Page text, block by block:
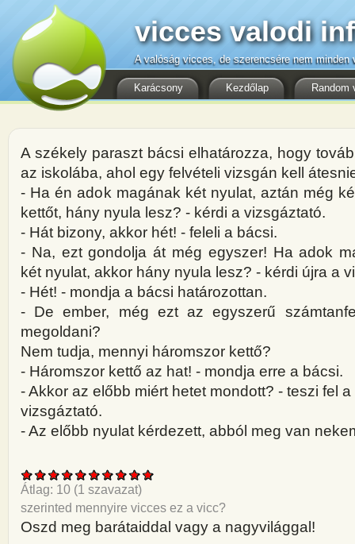
Karácsony Kezdőlap Random
vicces valodi
A valóság vicces, de szerencsére nem minden
A székely paraszt bácsi elhatározza, hogy
az iskolába, ahol egy felvételi vizsgán kell
- Ha én adok magának két nyulat, aztán még
kettőt, hány nyula lesz? - kérdi a vizsgáztató.
- Hát bizony, akkor hét! - feleli a bácsi.
- Na, ezt gondolja át még egyszer! Ha adok
két nyulat, akkor hány nyula lesz? - kérdi újra a
- Hét! - mondja a bácsi határozottan.
- De ember, még ezt az egyszerű
megoldani?
Nem tudja, mennyi háromszor kettő?
- Háromszor kettő az hat! - mondja erre a bácsi.
- Akkor az előbb miért hetet mondott? - teszi fel
vizsgáztató.
- Az előbb nyulat kérdezett, abból meg van
Átlag: 10 (1 szavazat)
szerinted mennyire vicces ez a vicc?
Oszd meg barátaiddal vagy a nagyvilággal!